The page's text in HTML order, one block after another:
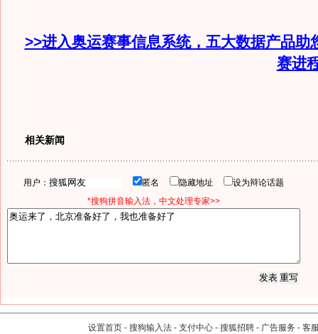
>>进入奥运赛事信息系统，五大数据产品助
赛进
相关新闻
用户： 匿名 隐藏地址
设为辩论话题
*搜狗拼音输入法，中文处理专家>>
设置首页 - 搜狗输入法 - 支付中心 - 搜狐招聘 - 广告服务 - 客